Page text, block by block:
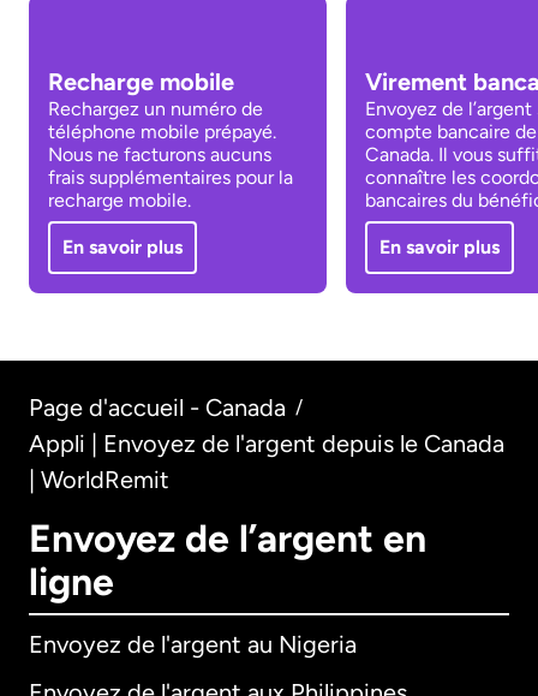
Recharge mobile
Rechargez un numéro de
téléphone mobile prépayé.
Nous ne facturons aucuns
frais supplémentaires pour la
recharge mobile.
En savoir plus
Virement
Envoyez de l’argent
compte bancaire
Canada. Il vous
connaître les
bancaires du
En savoir plus
Page d'accueil - Canada /
Appli | Envoyez de l'argent depuis le Canada
| WorldRemit
Envoyez de l’argent en
ligne
Envoyez de l'argent au Nigeria